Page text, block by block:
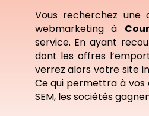
Vous recherchez
webmarketing à
service. En ayant
dont les offres
verrez alors votre site
Ce qui permettra à
SEM, les sociétés